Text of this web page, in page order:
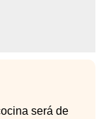
será de